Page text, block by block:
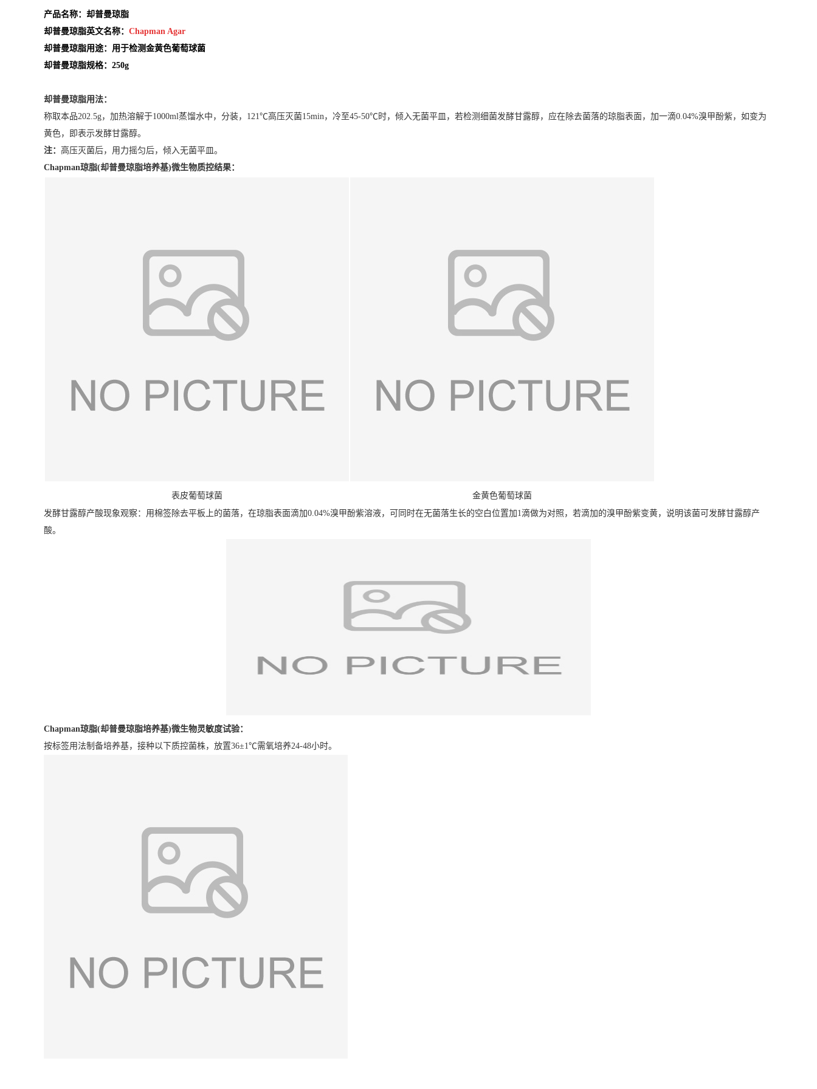
产品名称：却普曼琼脂
却普曼琼脂英文名称： Chapman Agar
却普曼琼脂用途：用于检测金黄色葡萄球菌
却普曼琼脂规格：250g
却普曼琼脂用法：
称取本品202.5g，加热溶解于1000ml蒸馏水中，分装，121℃高压灭菌15min，冷至45-50℃时，倾入无菌平皿，若检测细菌发酵甘露醇，应在除去菌落的琼脂表面，加一滴0.04%溴甲酚紫，如变为
黄色，即表示发酵甘露醇。
注： 高压灭菌后，用力摇匀后，倾入无菌平皿。
Chapman琼脂(却普曼琼脂培养基)微生物质控结果：
表皮葡萄球菌
金黄色葡萄球菌
发酵甘露醇产酸现象观察：用棉签除去平板上的菌落，在琼脂表面滴加0.04%溴甲酚紫溶液，可同时在无菌落生长的空白位置加1滴做为对照，若滴加的溴甲酚紫变黄，说明该菌可发酵甘露醇产
酸。
Chapman琼脂(却普曼琼脂培养基)微生物灵敏度试验：
按标签用法制备培养基，接种以下质控菌株，放置36±1℃需氧培养24-48小时。